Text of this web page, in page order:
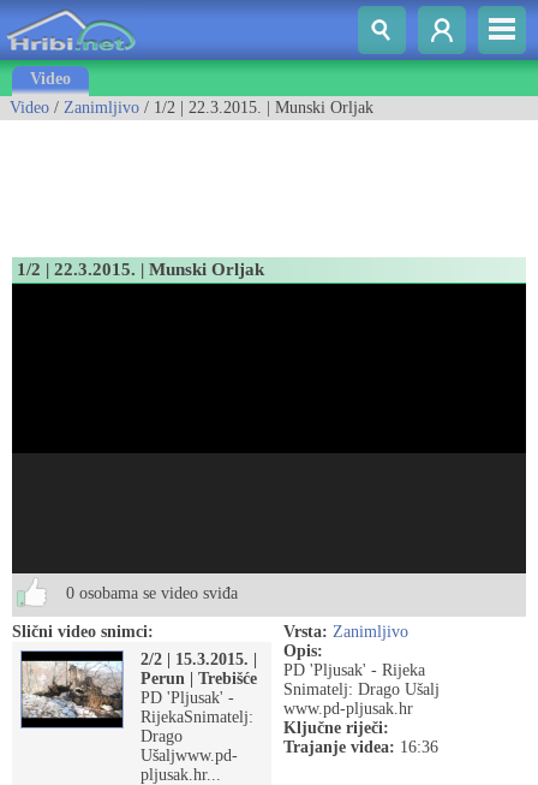
Video
Video / Zanimljivo / 1/2 | 22.3.2015. | Munski Orljak
1/2 | 22.3.2015. | Munski Orljak
0 osobama se video sviđa
Slični video snimci:
2/2 | 15.3.2015. |
Perun | Trebišće
PD 'Pljusak' -
RijekaSnimatelj:
Drago
Ušaljwww.pd-
pljusak.hr...
Vrsta: Zanimljivo
Opis:
PD 'Pljusak' - Rijeka
Snimatelj: Drago Ušalj
www.pd-pljusak.hr
Ključne riječi:
Trajanje videa: 16:36